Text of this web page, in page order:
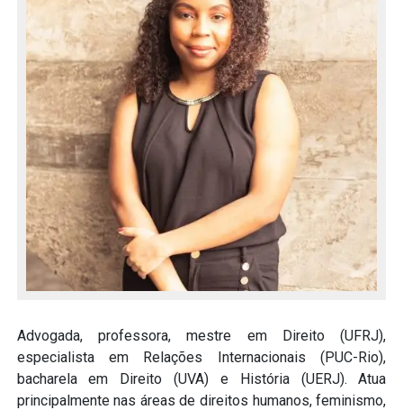
Advogada, professora, mestre em Direito (UFRJ),
especialista em Relações Internacionais (PUC-Rio),
bacharela em Direito (UVA) e História (UERJ). Atua
principalmente nas áreas de direitos humanos, feminismo,